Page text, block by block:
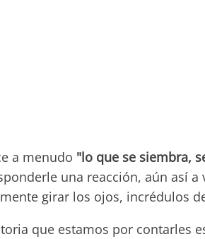
a menudo "lo que se siembra,
una reacción, aún así
girar los ojos, incrédulos
que estamos por contarles